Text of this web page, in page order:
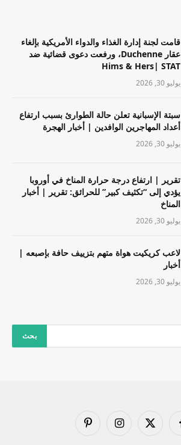
قامت لجنة إدارة الغذاء والدواء الأمريكية بإلغاء
عقار Duchenne، ورفعت دعوى قضائية ضد
Hims & Hers| STAT
يوليو 30, 2026
سبتة الإسبانية تعلن حالة الطوارئ بسبب ارتفاع
أعداد المهاجرين الوافدين | أخبار الهجرة
يوليو 30, 2026
تقرير | ارتفاع درجة حرارة المناخ في أوروبا
يؤدي إلى “تكثيف كبير” للحرائق: تقرير | أخبار
المناخ
يوليو 30, 2026
لاعب كريكيت هواة متهم بتزييف حافة بإصبعه |
أخبار
يوليو 30, 2026
X
الانستغرامبينتيريست